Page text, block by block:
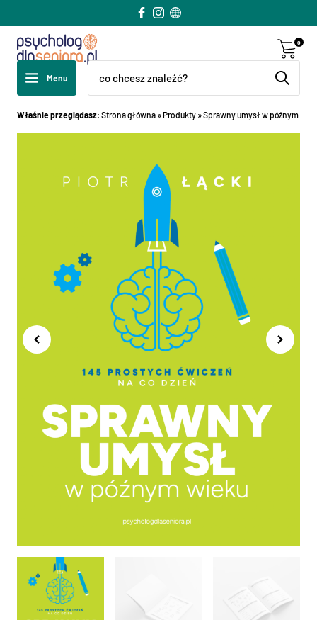
Menu
0
Właśnie przeglądasz: Strona główna »Produkty »Sprawny umysł w późnym